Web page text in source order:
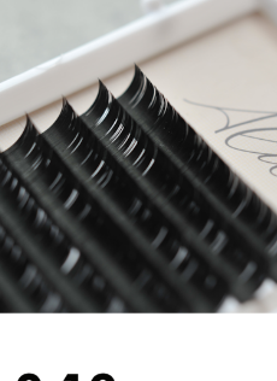
アリシアラッシュ CCカール 0.12mm
¥2,600